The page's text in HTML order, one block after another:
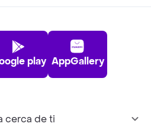
play AppGallery
cerca de ti